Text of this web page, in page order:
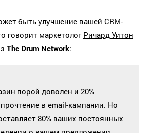
быть улучшение вашей CRM-
говорит маркетолог Ричард Уитон
The Drum Network:
порой доволен и 20%
в email-кампании. Но
80% ваших постоянных